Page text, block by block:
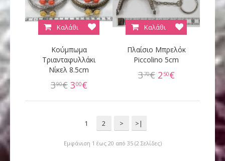
Κούμπωμα
Τριανταφυλλάκι
Νίκελ 8.5cm
390€ 300€
Καλάθι
Πλαίσιο Μπρελόκ
Piccolino 5cm
370€ 2 50€
Καλάθι
1 2 > >|
Εμφάνιση 1 έως 20 από 35 (2 Σελίδες)